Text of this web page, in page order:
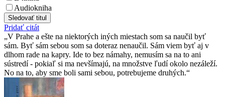
Audiokniha
Sledovať titul
Pridať citát
V Prahe a ešte na niektorých iných miestach som sa naučil byť
sám. Byť sám sebou som sa doteraz nenaučil. Sám viem byť aj v
dlhom rade na kapry. Ide to bez námahy, nemusím sa na to ani
sústredí - pokiaľ si ma nevšímajú, na množstve ľudí okolo nezáleží.
No na to, aby sme boli sami sebou, potrebujeme druhých.